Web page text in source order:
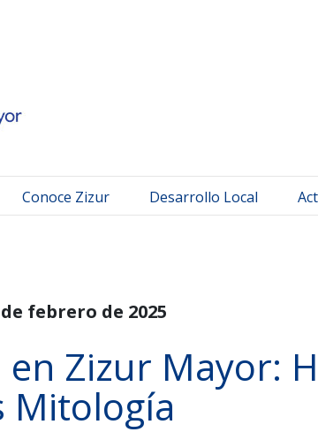
Conoce Zizur Desarrollo Local
febrero de 2025
Zizur Mayor:
Mitología